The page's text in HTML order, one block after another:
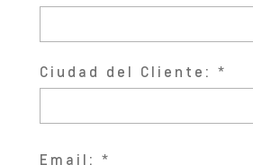
Ciudad del Cliente:
Email: